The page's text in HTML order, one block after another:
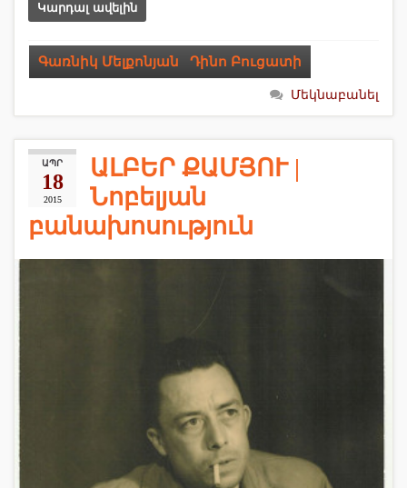
Կարդալ ավելին
Գառնիկ Մելքոնյան Դինո Բուցատի
Մեկնաբանել
ԱՊՐ
18
2015
ԱԼԲԵՐ ՔԱՄՅՈՒ |
Նոբելյան
բանախոսություն